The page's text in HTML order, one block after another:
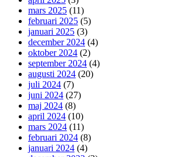
mars 2025 (11)
februari 2025 (5)
januari 2025 (3)
december 2024 (4)
oktober 2024 (2)
september 2024 (4)
augusti 2024 (20)
juli 2024 (7)
juni 2024 (27)
maj 2024 (8)
april 2024 (10)
mars 2024 (11)
februari 2024 (8)
januari 2024 (4)